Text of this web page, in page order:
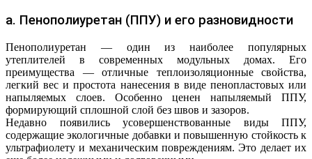
а. Пенополиуретан (ППУ) и его разновидности
Пенополиуретан — один из наиболее популярных
утеплителей в современных модульных домах. Его
преимущества — отличные теплоизоляционные свойства,
легкий вес и простота нанесения в виде пенопластовых или
напыляемых слоев. Особенно ценен напыляемый ППУ,
формирующий сплошной слой без швов и зазоров.
Недавно появились усовершенствованные виды ППУ,
содержащие экологичные добавки и повышенную стойкость к
ультрафиолету и механическим повреждениям. Это делает их